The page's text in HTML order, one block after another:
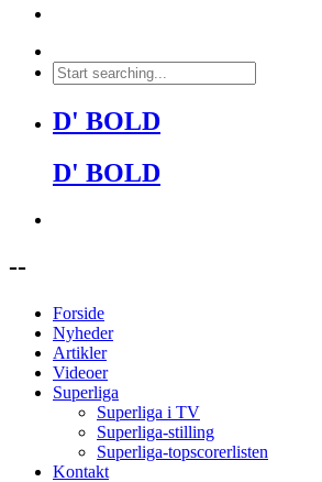
D' BOLD
D' BOLD
--
Forside
Nyheder
Artikler
Videoer
Superliga
Superliga i TV
Superliga-stilling
Superliga-topscorerlisten
Kontakt